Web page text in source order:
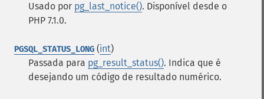
Usado por pg_last_notice(). Disponível desde o
PHP 7.1.0.
PGSQL_STATUS_LONG (int)
Passada para pg_result_status(). Indica que é
desejando um código de resultado numérico.